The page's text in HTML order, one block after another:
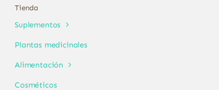
Tienda
Suplementos
Plantas medicinales
Alimentación
Cosméticos